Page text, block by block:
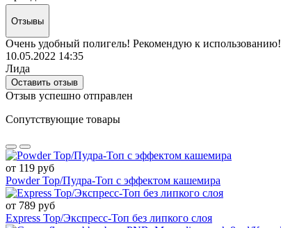
Отзывы
Очень удобный полигель! Рекомендую к использованию!
10.05.2022 14:35
Лида
Оставить отзыв
Отзыв успешно отправлен
Сопутствующие товары
от 119 руб
Powder Top/Пудра-Топ с эффектом кашемира
от 789 руб
Express Top/Экспресс-Топ без липкого слоя